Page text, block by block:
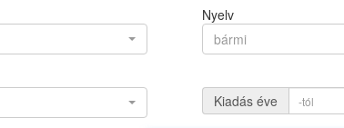
Nyelv
bármi
Kiadás éve